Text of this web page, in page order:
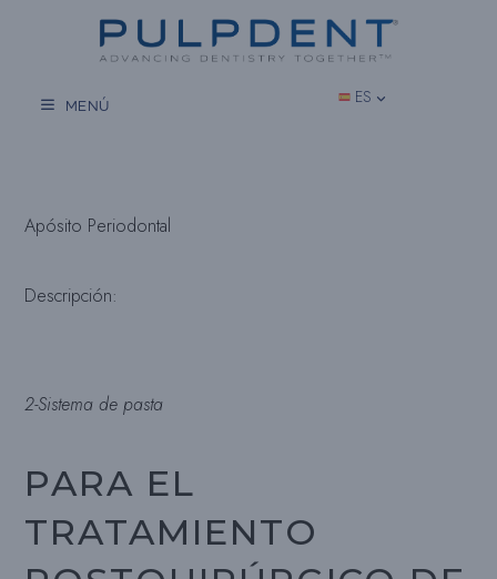
MENÚ ES
Apósito Periodontal
Descripción:
2-Sistema de pasta
PARA EL
TRATAMIENTO